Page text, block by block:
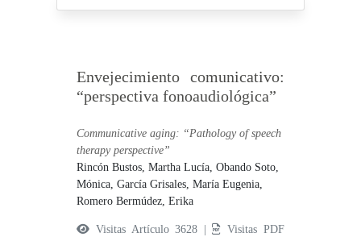
Envejecimiento comunicativo:
“perspectiva fonoaudiológica”
Communicative aging: “Pathology of speech
therapy perspective”
Rincón Bustos, Martha Lucía,Obando Soto,
Mónica,García Grisales, María Eugenia,
Romero Bermúdez, Erika
Visitas Artículo 3628 |
Visitas PDF